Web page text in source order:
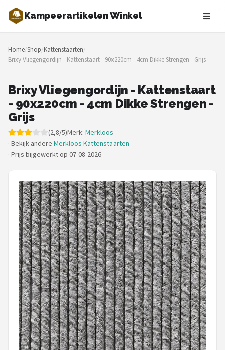
Kampeerartikelen Winkel
Zoeken
NAVIGATIE
Merken
Blog
Tenten
Slaapzakken
Slaapmatten
Koelboxen
Shop
POPULAIRE MERKEN
Intex
KOEL
Eurotrail
Home/Shop/Kattenstaarten/
Brixy Vliegengordijn - Kattenstaart - 90x220cm - 4cm Dikke Strengen - Grijs
Brixy Vliegengordijn - Kattenstaart
- 90x220cm - 4cm Dikke Strengen -
Grijs
(2,8/5)Merk: Merkloos
· Bekijk andere Merkloos Kattenstaarten
· Prijs bijgewerkt op 07-08-2026